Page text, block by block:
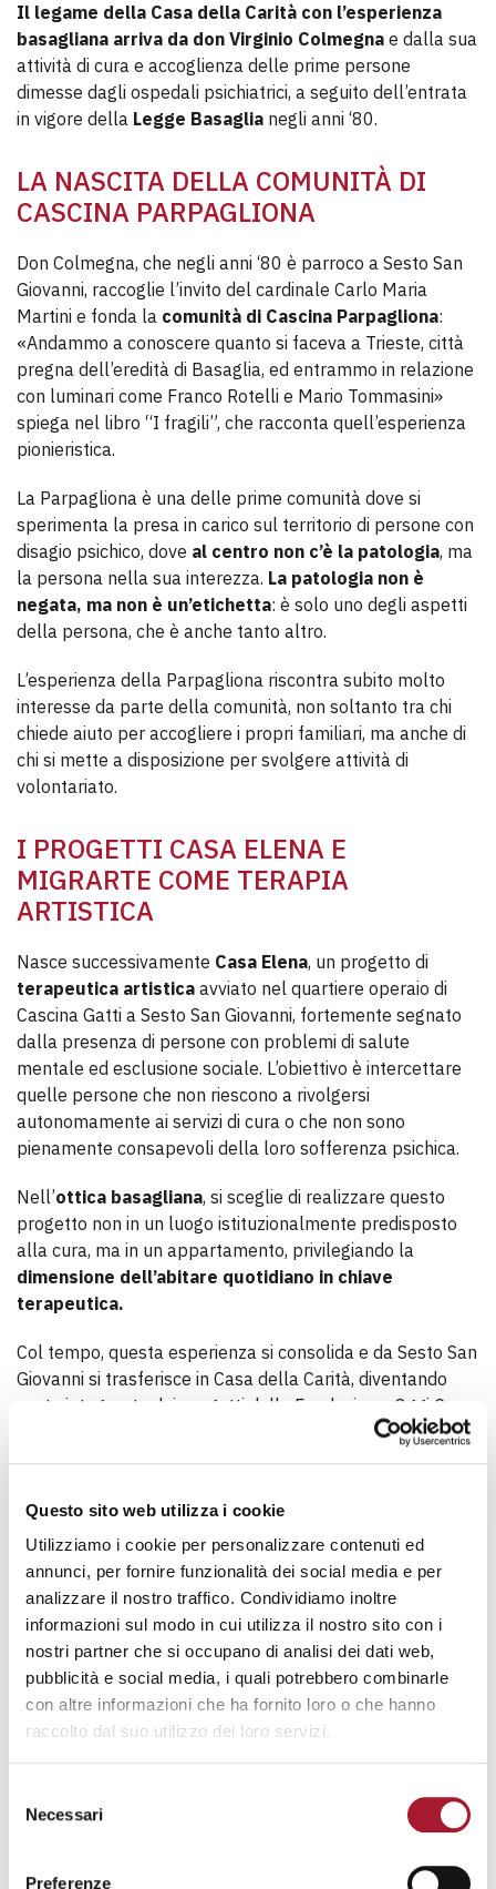
Questo sito web utilizza i cookie
Utilizziamo i cookie per personalizzare contenuti ed
annunci, per fornire funzionalità dei social media e per
analizzare il nostro traffico. Condividiamo inoltre
informazioni sul modo in cui utilizza il nostro sito con i
nostri partner che si occupano di analisi dei dati web,
pubblicità e social media, i quali potrebbero combinarle
con altre informazioni che ha fornito loro o che hanno
raccolto dal suo utilizzo dei loro servizi.
delNecessari
Preferenze
Il legame della Casa della Carità con l’esperienza
basagliana arriva da don Virginio Colmegna e dalla sua
attività di cura e accoglienza delle prime persone
dimesse dagli ospedali psichiatrici, a seguito dell’entrata
in vigore della Legge Basaglia negli anni ‘80.
LA NASCITA DELLA COMUNITÀ DI
CASCINA PARPAGLIONA
Don Colmegna, che negli anni ‘80 è parroco a Sesto San
Giovanni, raccoglie l’invito del cardinale Carlo Maria
Martini e fonda la comunità di Cascina Parpagliona:
«Andammo a conoscere quanto si faceva a Trieste, città
pregna dell’eredità di Basaglia, ed entrammo in relazione
con luminari come Franco Rotelli e Mario Tommasini»
spiega nel libro “I fragili”, che racconta quell’esperienza
pionieristica.
La Parpagliona è una delle prime comunità dove si
sperimenta la presa in carico sul territorio di persone con
disagio psichico, dove al centro non c’è la patologia, ma
la persona nella sua interezza. La patologia non è
negata, ma non è un’etichetta: è solo uno degli aspetti
della persona, che è anche tanto altro.
L’esperienza della Parpagliona riscontra subito molto
interesse da parte della comunità, non soltanto tra chi
chiede aiuto per accogliere i propri familiari, ma anche di
chi si mette a disposizione per svolgere attività di
volontariato.
I PROGETTI CASA ELENA E
MIGRARTE COME TERAPIA
ARTISTICA
Nasce successivamente Casa Elena, un progetto di
terapeutica artistica avviato nel quartiere operaio di
Cascina Gatti a Sesto San Giovanni, fortemente segnato
dalla presenza di persone con problemi di salute
mentale ed esclusione sociale. L’obiettivo è intercettare
quelle persone che non riescono a rivolgersi
autonomamente ai servizi di cura o che non sono
pienamente consapevoli della loro sofferenza psichica.
Nell’ottica basagliana, si sceglie di realizzare questo
progetto non in un luogo istituzionalmente predisposto
alla cura, ma in un appartamento, privilegiando la
dimensione dell’abitare quotidiano in chiave
terapeutica.
Col tempo, questa esperienza si consolida e da Sesto San
Giovanni si trasferisce in Casa della Carità, diventando
parte integrante dei progetti della Fondazione. Oggi Casa
”, che propone
laboratoridi pittura, grafica e di sartoria, terapeutica
fragilità psichica e non solo.
PROVIAMOCIASSIEME PER
L’AUTONOMIA ABITATIVA
Fin dagli esordi della Casa della Carità è poi attivo
Proviamociassieme” un intervento di sostegno
all’abitare autonomo di cittadini con disagio psichico,
realizzato nelquartiere Molise-Calvairate di Milano
vivono.
migliorare